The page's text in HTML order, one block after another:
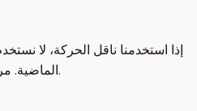
إذا استخدمنا ناقل الحركة، لا
الماضية. مرتبتك الحالية، الطرق ليست آمنة.